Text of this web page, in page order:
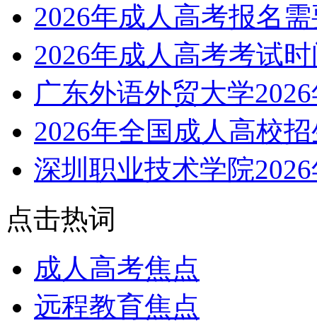
2026年成人高考报名
2026年成人高考考试
广东外语外贸大学
2026年全国成人高校
深圳职业技术学院
点击热词
成人高考焦点
远程教育焦点